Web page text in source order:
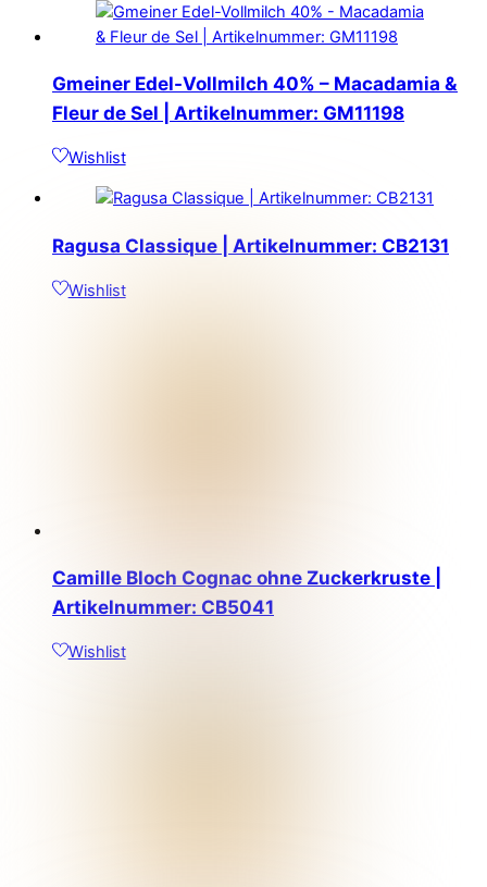
Gmeiner Edel-Vollmilch 40% – Macadamia &
Fleur de Sel | Artikelnummer: GM11198
Wishlist
Ragusa Classique | Artikelnummer: CB2131
Wishlist
Camille Bloch Cognac ohne Zuckerkruste |
Artikelnummer: CB5041
Wishlist